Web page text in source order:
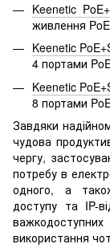
Keenetic
живлення
Keenetic
4 портами
Keenetic
8 портами
Завдяки
чудова
чергу,
потребу в
одного, а
доступу та IP-
використання